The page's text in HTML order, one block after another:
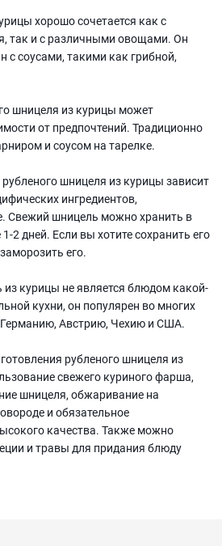
хорошо сочетается как с
так и с различными овощами. Он
соусами, такими как грибной,
шницеля из курицы может
от предпочтений. Традиционно
и соусом на тарелке.
шницеля из курицы зависит
ингредиентов,
Свежий шницель можно хранить в
2 дней. Если вы хотите сохранить его
его.
курицы не является блюдом какой-
кухни, он популярен во многих
Австрию, Чехию и США.
рубленого шницеля из
свежего куриного фарша,
шницеля, обжаривание на
и обязательное
качества. Также можно
и травы для придания блюду